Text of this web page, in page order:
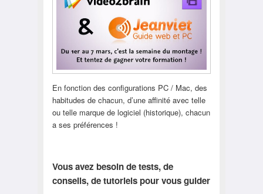
En fonction des configurations PC / Mac, des
habitudes de chacun, d’une affinité avec telle
ou telle marque de logiciel (historique), chacun
a ses préférences !
Vous avez besoin de tests, de
conseils, de tutoriels pour vous guider